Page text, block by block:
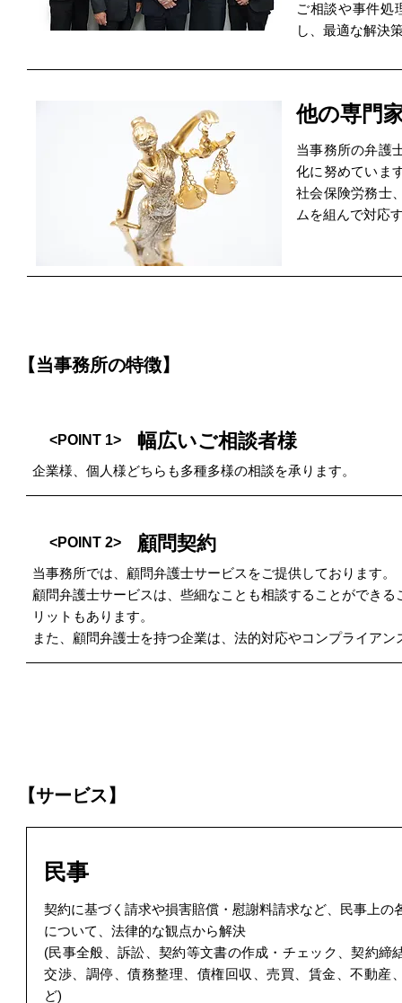
ご相談や事件処
し、最適な解決
他の専門
当事務所の弁護
化に努めていま
社会保険労務士
ムを組んで対応
【当事務所の特徴】
<POINT 1> 幅広いご相談者様
企業様、個人様どちらも多種多様の相談を承ります。
<POINT 2> 顧問契約
当事務所では、顧問弁護士サービスをご提供しております。
顧問弁護士サービスは、些細なことも相談することができ
リットもあります。
また、顧問弁護士を持つ企業は、法的対応やコンプライア
【サービス】
民事
契約に基づく請求や損害賠償・慰謝料請求など、民事上の
について、法律的な観点から解決
(民事全般、訴訟、契約等文書の作成・チェック、契約締
交渉、調停、債務整理、債権回収、売買、賃金、不動産
ど)